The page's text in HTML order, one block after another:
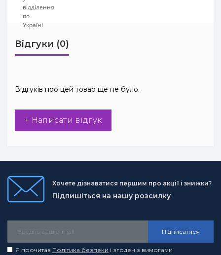
Відгуки (0)
Відгуків про цей товар ще не було.
+ Написати відгук
Хочете дізнаватися першим про акції і знижки?
Підпишіться на нашу розсилку
Підписатися
Я прочитав Політика безпеки і згоден з вимогами